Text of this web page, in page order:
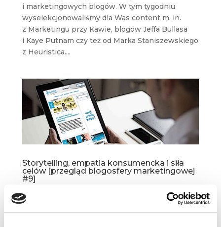
i marketingowych blogów. W tym tygodniu
wyselekcjonowaliśmy dla Was content m. in.
z Marketingu przy Kawie, blogów Jeffa Bullasa
i Kaye Putnam czy też od Marka Staniszewskiego
z Heuristica....
Storytelling, empatia konsumencka i siła
celów [przegląd blogosfery marketingowej
#9]